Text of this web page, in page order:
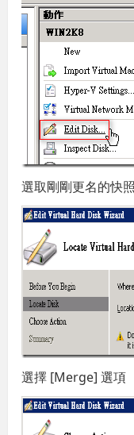
選取剛剛更名的快
選擇 [Merge] 選項